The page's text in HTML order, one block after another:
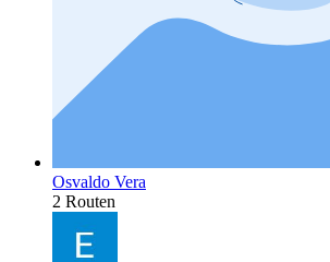
Osvaldo Vera
2 Routen